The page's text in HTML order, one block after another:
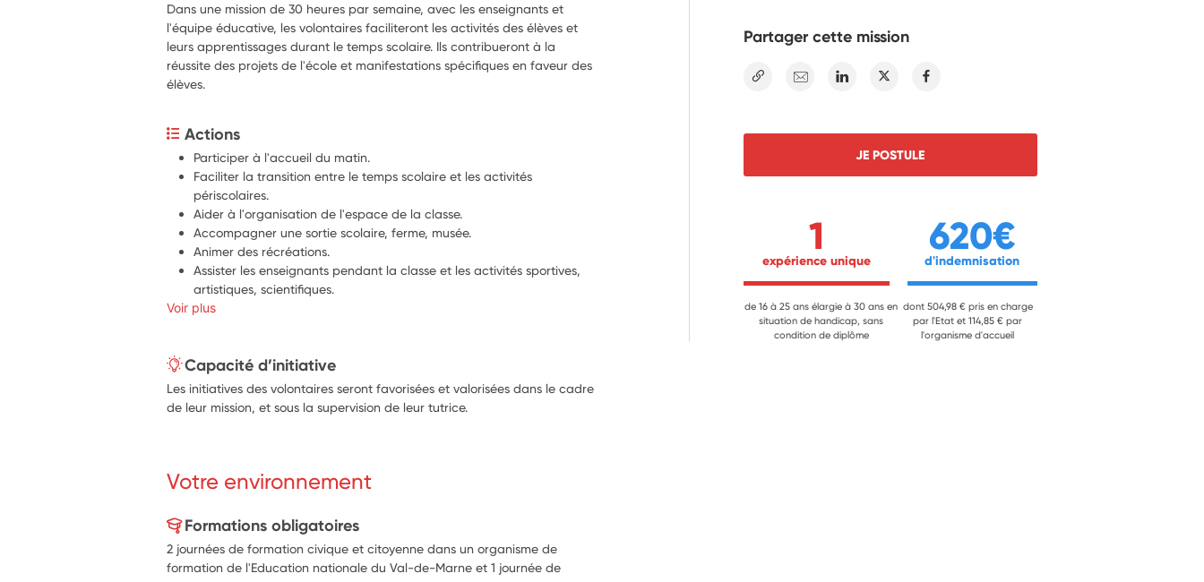
Dans une mission de 30 heures par semaine, avec les enseignants et
l'équipe éducative, les volontaires faciliteront les activités des élèves et
leurs apprentissages durant le temps scolaire. Ils contribueront à la
réussite des projets de l'école et manifestations spécifiques en faveur des
élèves.
Actions
Participer à l'accueil du matin.
Faciliter la transition entre le temps scolaire et les activités
périscolaires.
Aider à l'organisation de l'espace de la classe.
Accompagner une sortie scolaire, ferme, musée.
Animer des récréations.
Assister les enseignants pendant la classe et les activités sportives,
artistiques, scientifiques.
Aider au fonctionnement de la bibliothèque.
Transmettre les valeurs morales et civiques.
Aider à la prévention routière, permis vélo pour les CM2.
Aider les élèves en difficulté ou en situation de handicap, soutien aux
Aider à la démarche de développement durable.
flore en milieu urbain, au changement climatique.
Aider à l'animation des fêtes d'école.
Voir plus
Capacité d’initiative
Les initiatives des volontaires seront favorisées et valorisées dans le cadre
de leur mission, et sous la supervision de leur tutrice.
Votre environnement
Formations obligatoires
2 journées de formation civique et citoyenne dans un organisme de
formation de l'Education nationale du Val-de-Marne et 1 journée de
Partager cette mission
E-mail Linkedin Twitter
JE POSTULE
1
expérience unique
de 16 à 25 ans élargie à 30 ans en
situation de handicap, sans
condition de diplôme
620€
d'indemnisation
dont 504,98 € pris en charge
par l'Etat et 114,85 € par
l'organisme d'accueil